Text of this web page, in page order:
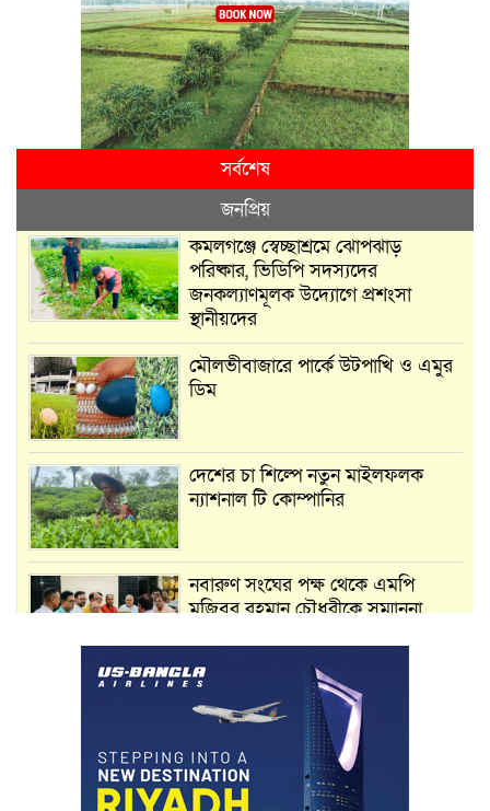
সর্বশেষ
জনপ্রিয়
কমলগঞ্জে স্বেচ্ছাশ্রমে ঝোপঝাড়
পরিষ্কার, ভিডিপি সদস্যদের
জনকল্যাণমূলক উদ্যোগে প্রশংসা
স্থানীয়দের
মৌলভীবাজারে পার্কে উটপাখি ও এমুর
ডিম
দেশের চা শিল্পে নতুন মাইলফলক
ন্যাশনাল টি কোম্পানির
নবারুণ সংঘের পক্ষ থেকে এমপি
মুজিবুর রহমান চৌধুরীকে সম্মাননা
মার্শাল আর্ট ক্লাব কাপে ‘জুসা মার্শাল
আর্ট’ এর সাফল্য, শ্রীমঙ্গলের আয়াত ও
আইরাহ ঝুলিতে ৪ পদক
লাউয়াছড়া জাতীয় উদ্যানের সিএমসি